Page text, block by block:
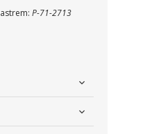
P-71-2713